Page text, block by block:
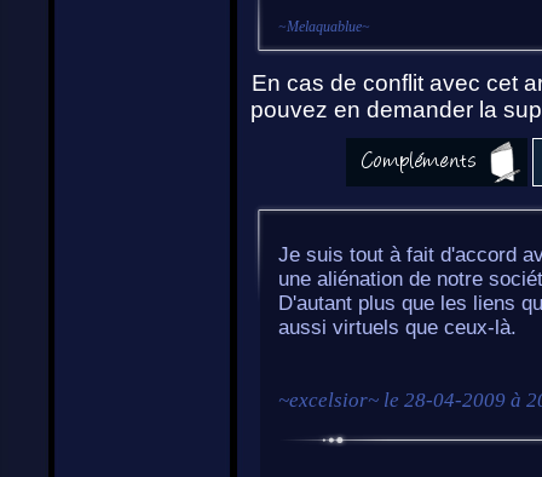
~Melaquablue~
En cas de conflit avec cet
pouvez en demander la
Je suis tout à fait d'accord
une aliénation de notre
D'autant plus que les liens
aussi virtuels que ceux-là.
~excelsior~ le 28-04-2009 à